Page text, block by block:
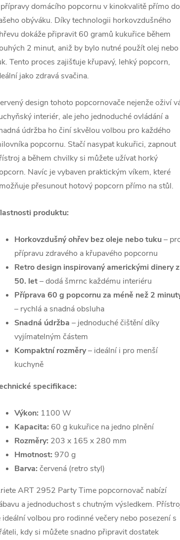
domácího popcornu v kinokvalitě přímo do
obýváku. Díky technologii horkovzdušného
dokáže připravit 60 gramů kukuřice během
2 minut, aniž by bylo nutné použít olej nebo
Tento proces zajišťuje křupavý, lehký popcorn,
jako zdravá svačina.
design tohoto popcornovače nejenže oživí
interiér, ale jeho jednoduché ovládání a
údržba ho činí skvělou volbou pro každého
popcornu. Stačí nasypat kukuřici, zapnout
a během chvilky si můžete užívat horký
Navíc je vybaven praktickým víkem, které
přesunout hotový popcorn přímo na stůl.
produktu:
Horkovzdušný ohřev bez oleje nebo tuku–
přípravu zdravého a křupavého popcornu
Retro design inspirovaný americkými dinery z
50. let– dodá šmrnc každému interiéru
Příprava 60 g popcornu za méně než 2
– rychlá a snadná obsluha
Snadná údržba – jednoduché čištění díky
vyjímatelným částem
Kompaktní rozměry– ideální i pro menší
kuchyně
specifikace:
Výkon: 1100 W
Kapacita: 60 g kukuřice na jedno plnění
Rozměry: 203 x 165 x 280 mm
Hmotnost: 970 g
Barva: červená (retro styl)
ART 2952 Party Time popcornovač nabízí
a jednoduchost s chutným výsledkem.
ideální volbou pro rodinné večery nebo posezení s
kdy si můžete snadno připravit dostatek